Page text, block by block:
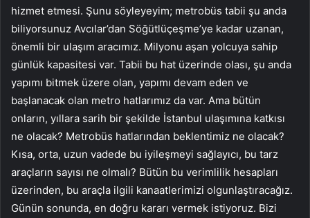
hizmet etmesi. Şunu söyleyeyim; metrobüs tabii şu anda
biliyorsunuz Avcılar’dan Söğütlüçeşme’ye kadar uzanan,
önemli bir ulaşım aracımız. Milyonu aşan yolcuya sahip
günlük kapasitesi var. Tabii bu hat üzerinde olası, şu anda
yapımı bitmek üzere olan, yapımı devam eden ve
başlanacak olan metro hatlarımız da var. Ama bütün
onların, yıllara sarih bir şekilde İstanbul ulaşımına katkısı
ne olacak? Metrobüs hatlarından beklentimiz ne olacak?
Kısa, orta, uzun vadede bu iyileşmeyi sağlayıcı, bu tarz
araçların sayısı ne olmalı? Bütün bu verimlilik hesapları
üzerinden, bu araçla ilgili kanaatlerimizi olgunlaştıracağız.
Günün sonunda, en doğru kararı vermek istiyoruz. Bizi